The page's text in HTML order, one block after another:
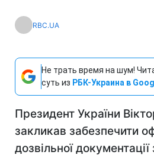
RBC.UA
Не трать время на шум!
суть из РБК-Украина в
Президент України
закликав забезпечити
дозвільної